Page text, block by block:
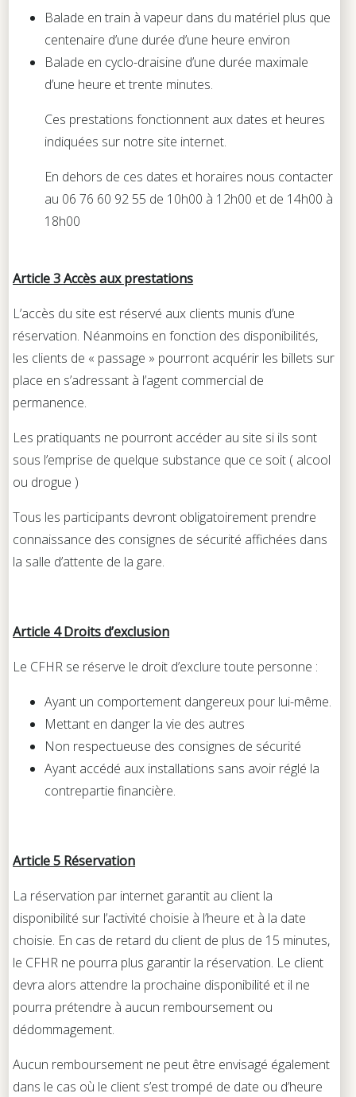
Balade en train à vapeur dans du matériel plus que
centenaire d’une durée d’une heure environ
Balade en cyclo-draisine d’une durée maximale
d’une heure et trente minutes.
Ces prestations fonctionnent aux dates et heures
indiquées sur notre site internet.
En dehors de ces dates et horaires nous contacter
au 06 76 60 92 55 de 10h00 à 12h00 et de 14h00 à
18h00
Article 3 Accès aux prestations
L’accès du site est réservé aux clients munis d’une
réservation. Néanmoins en fonction des disponibilités,
les clients de « passage » pourront acquérir les billets sur
place en s’adressant à l’agent commercial de
permanence.
Les pratiquants ne pourront accéder au site si ils sont
sous l’emprise de quelque substance que ce soit ( alcool
ou drogue )
Tous les participants devront obligatoirement prendre
connaissance des consignes de sécurité affichées dans
la salle d’attente de la gare.
Article 4 Droits d’exclusion
Le CFHR se réserve le droit d’exclure toute personne :
Ayant un comportement dangereux pour lui-même.
Mettant en danger la vie des autres
Non respectueuse des consignes de sécurité
Ayant accédé aux installations sans avoir réglé la
contrepartie financière.
Article 5 Réservation
La réservation par internet garantit au client la
disponibilité sur l’activité choisie à l’heure et à la date
choisie. En cas de retard du client de plus de 15 minutes,
le CFHR ne pourra plus garantir la réservation. Le client
devra alors attendre la prochaine disponibilité et il ne
pourra prétendre à aucun remboursement ou
dédommagement.
Aucun remboursement ne peut être envisagé également
dans le cas où le client s’est trompé de date ou d’heure